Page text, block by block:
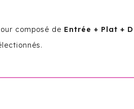
composé de Entrée + Plat +